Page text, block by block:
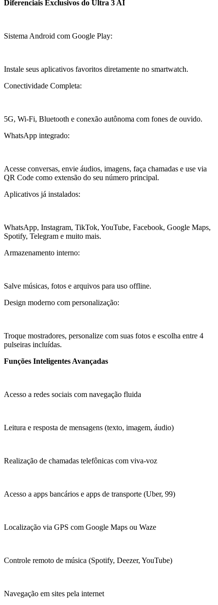
Diferenciais Exclusivos do Ultra 3 AI
Sistema Android com Google Play:
Instale seus aplicativos favoritos diretamente no smartwatch.
Conectividade Completa:
5G, Wi-Fi, Bluetooth e conexão autônoma com fones de ouvido.
WhatsApp integrado:
Acesse conversas, envie áudios, imagens, faça chamadas e use via
QR Code como extensão do seu número principal.
Aplicativos já instalados:
WhatsApp, Instagram, TikTok, YouTube, Facebook, Google Maps,
Spotify, Telegram e muito mais.
Armazenamento interno:
Salve músicas, fotos e arquivos para uso offline.
Design moderno com personalização:
Troque mostradores, personalize com suas fotos e escolha entre 4
pulseiras incluídas.
Funções Inteligentes Avançadas
Acesso a redes sociais com navegação fluida
Leitura e resposta de mensagens (texto, imagem, áudio)
Realização de chamadas telefônicas com viva-voz
Acesso a apps bancários e apps de transporte (Uber, 99)
Localização via GPS com Google Maps ou Waze
Controle remoto de música (Spotify, Deezer, YouTube)
Navegação em sites pela internet